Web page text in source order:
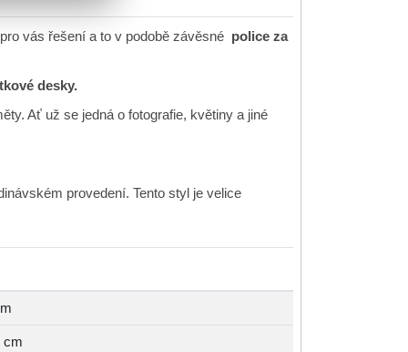
vás řešení a to v podobě závěsné police za
desky.
Ať už se jedná o fotografie, květiny a jiné
provedení. Tento styl je velice
cm